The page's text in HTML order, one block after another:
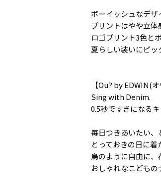
ボーイッシュなデザ
プリントはやや立体
ロゴプリント3色と
夏らしい装いにピッ
【Ou? by EDWIN(
Sing with Denim.
0.5秒ですきになる
毎日つきあいたい、
とっておきの日に着
鳥のように自由に、
おしゃれなこどもの